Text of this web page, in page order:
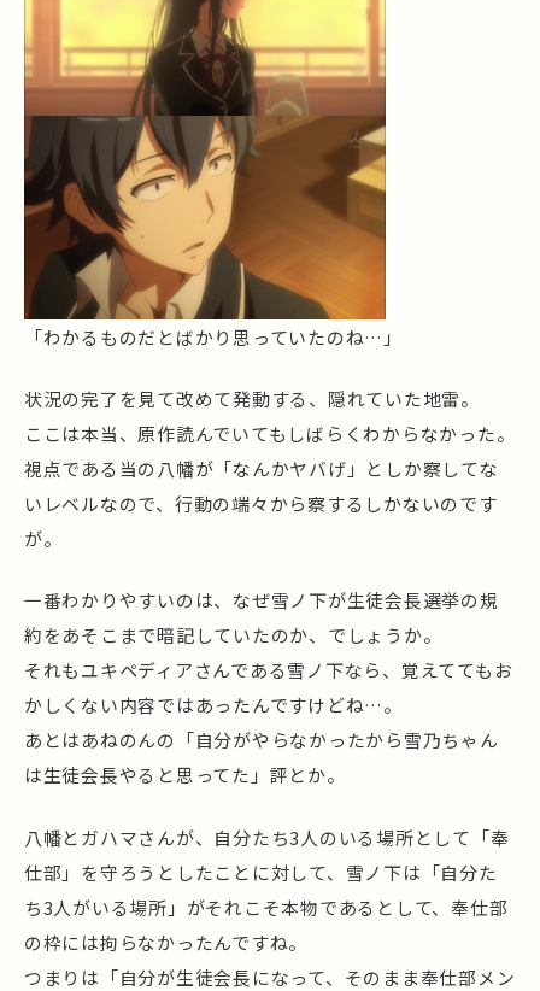
「わかるものだとばかり思っていたのね…」
状況の完了を見て改めて発動する、隠れていた地雷。
ここは本当、原作読んでいてもしばらくわからなかった。
視点である当の八幡が「なんかヤバげ」としか察してな
いレベルなので、行動の端々から察するしかないのです
が。
一番わかりやすいのは、なぜ雪ノ下が生徒会長選挙の規
約をあそこまで暗記していたのか、でしょうか。
それもユキペディアさんである雪ノ下なら、覚えててもお
かしくない内容ではあったんですけどね…。
あとはあねのんの「自分がやらなかったから雪乃ちゃん
は生徒会長やると思ってた」評とか。
八幡とガハマさんが、自分たち3人のいる場所として「奉
仕部」を守ろうとしたことに対して、雪ノ下は「自分た
ち3人がいる場所」がそれこそ本物であるとして、奉仕部
の枠には拘らなかったんですね。
つまりは「自分が生徒会長になって、そのまま奉仕部メン